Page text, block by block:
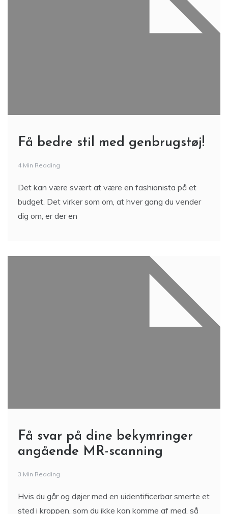
Få bedre stil med genbrugstøj!
4 Min Reading
Det kan være svært at være en fashionista på et
budget. Det virker som om, at hver gang du vender
dig om, er der en
Få svar på dine bekymringer
angående MR-scanning
3 Min Reading
Hvis du går og døjer med en uidentificerbar smerte et
sted i kroppen, som du ikke kan komme af med, så